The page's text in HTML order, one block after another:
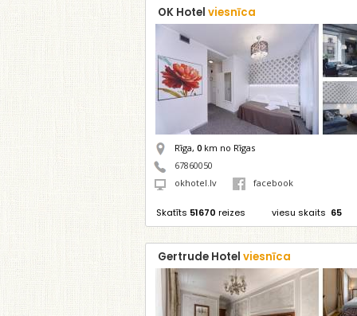
OK Hotel viesnīca
Rīga, 0 km no Rīgas
67860050
okhotel.lv
facebook
Skatīts 51670 reizes viesu skaits 65
Gertrude Hotel viesnīca